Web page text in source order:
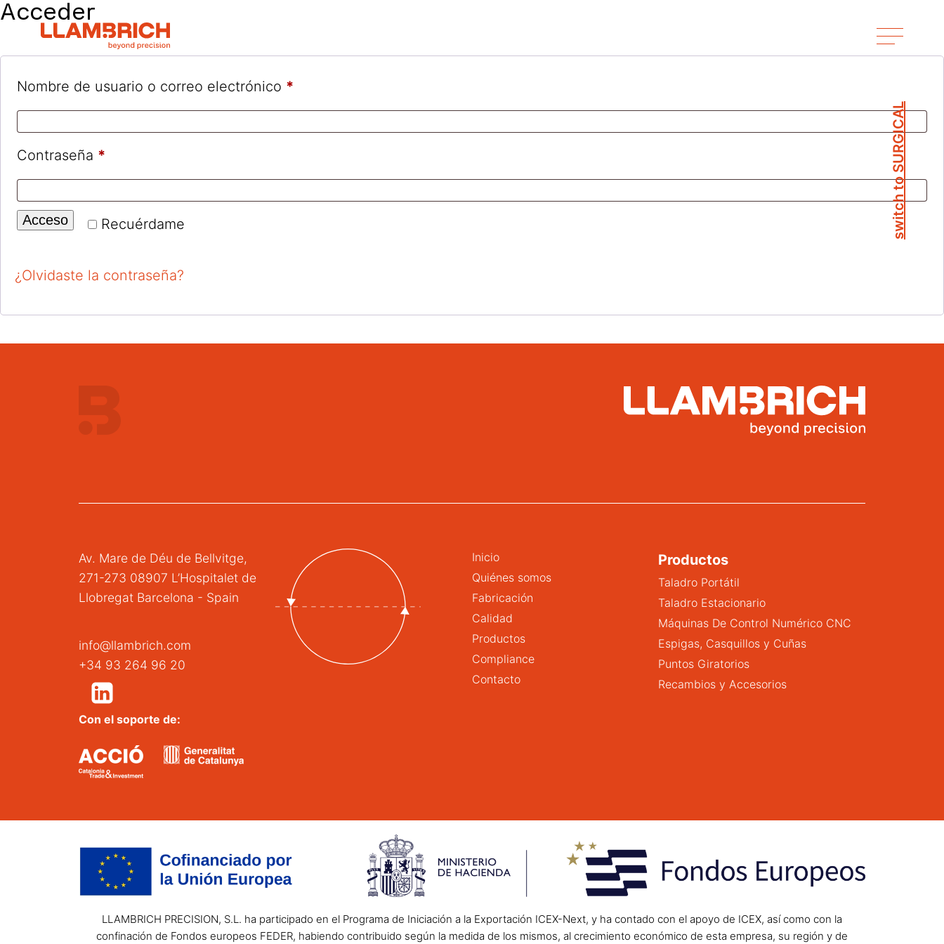
switch to SURGICAL
Acceder
Nombre de usuario o correo electrónico *
Contraseña *
Recuérdame
Acceso
¿Olvidaste la contraseña?
Av. Mare de Déu de Bellvitge,
271-273 08907 L’Hospitalet de
Llobregat Barcelona - Spain
info@llambrich.com
+34 93 264 96 20
Inicio
Quiénes somos
Fabricación
Calidad
Productos
Compliance
Contacto
Productos
Taladro Portátil
Taladro Estacionario
Máquinas De Control Numérico CNC
Espigas, Casquillos y Cuñas
Puntos Giratorios
Recambios y Accesorios
Con el soporte de:
LLAMBRICH PRECISION, S.L. ha participado en el Programa de Iniciación a la Exportación ICEX-Next, y ha contado con el apoyo de ICEX, así como con la
confinación de Fondos europeos FEDER, habiendo contribuido según la medida de los mismos, al crecimiento económico de esta empresa, su región y de